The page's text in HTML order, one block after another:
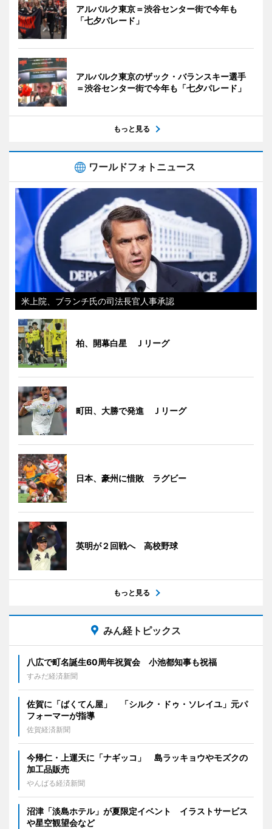
アルバルク東京＝渋谷センター街で今年も
「七夕パレード」
アルバルク東京のザック・バランスキー選手
＝渋谷センター街で今年も「七夕パレード」
もっと見る
ワールドフォトニュース
米上院、ブランチ氏の司法長官人事承認
柏、開幕白星 Ｊリーグ
町田、大勝で発進 Ｊリーグ
日本、豪州に惜敗 ラグビー
英明が２回戦へ 高校野球
もっと見る
みん経トピックス
八広で町名誕生60周年祝賀会 小池都知事も祝福
すみだ経済新聞
佐賀に「ばくてん屋」 「シルク・ドゥ・ソレイユ」元パ
フォーマーが指導
佐賀経済新聞
今帰仁・上運天に「ナギッコ」 島ラッキョウやモズクの
加工品販売
やんばる経済新聞
沼津「淡島ホテル」が夏限定イベント イラストサービス
や星空観望会など